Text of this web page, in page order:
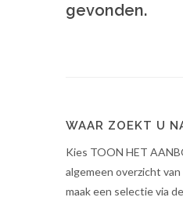
gevonden.
WAAR ZOEKT U
Kies TOON HET
algemeen overzicht
maak een selectie via